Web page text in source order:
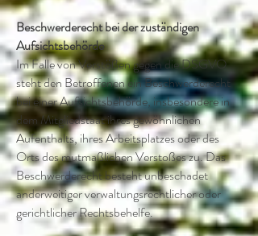
Beschwerde­recht bei der zuständigen
Aufsichts­behörde
Im Falle von Verstößen gegen die DSGVO
steht den Betroffenen ein Beschwerderecht
bei einer Aufsichtsbehörde, insbesondere in
dem Mitgliedstaat ihres gewöhnlichen
Aufenthalts, ihres Arbeitsplatzes oder des
Orts des mutmaßlichen Verstoßes zu. Das
Beschwerderecht besteht unbeschadet
anderweitiger verwaltungsrechtlicher oder
gerichtlicher Rechtsbehelfe.